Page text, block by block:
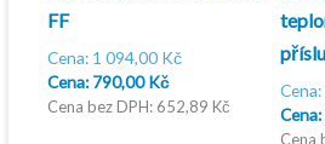
FF
1 094,00 KčPůvodní
byla:
790,00KčAktuální
cena
652,89 Kč